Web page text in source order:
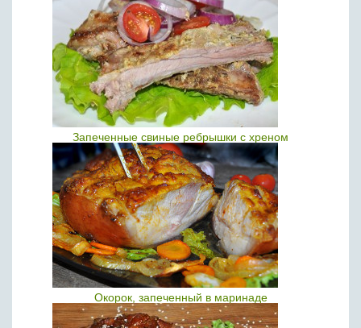
Запеченные свиные ребрышки с хреном
Окорок, запеченный в маринаде